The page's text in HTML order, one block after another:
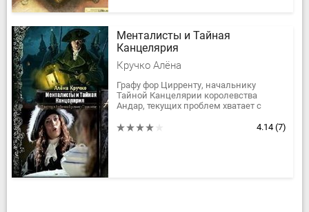
Менталисты и Тайная
Канцелярия
Кручко Алёна
Графу фор Цирренту, начальнику
Тайной Канцелярии королевства
Андар, текущих проблем хватает с
жить, и не всех устраивает
4.14 (7)